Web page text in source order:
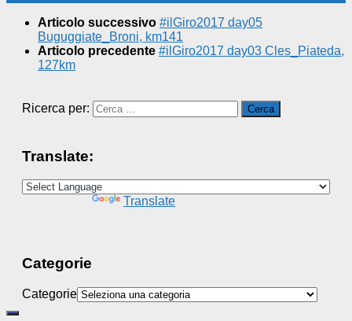
Articolo successivo #ilGiro2017 day05
Buguggiate_Broni, km141
Articolo precedente ​#ilGiro2017 day03 Cles_Piateda,
127km
Ricerca per:
Translate:
Translate
Categorie
Categorie